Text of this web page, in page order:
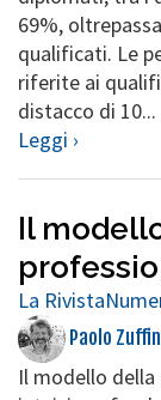
69%,
qualificati. Le
riferite ai
distacco di 10...
Leggi ›
Il
La Rivista
Paolo
Il modello